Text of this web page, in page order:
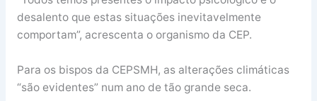
desalento que estas situações inevitavelmente
comportam”, acrescenta o organismo da CEP.
Para os bispos da CEPSMH, as alterações climáticas
“são evidentes” num ano de tão grande seca.